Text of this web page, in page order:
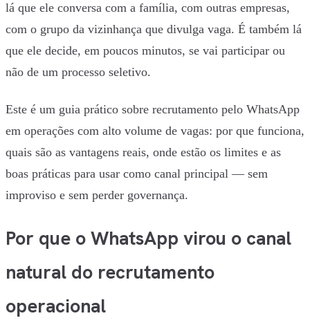
lá que ele conversa com a família, com outras empresas,
com o grupo da vizinhança que divulga vaga. É também lá
que ele decide, em poucos minutos, se vai participar ou
não de um processo seletivo.
Este é um guia prático sobre recrutamento pelo WhatsApp
em operações com alto volume de vagas: por que funciona,
quais são as vantagens reais, onde estão os limites e as
boas práticas para usar como canal principal — sem
improviso e sem perder governança.
Por que o WhatsApp virou o canal
natural do recrutamento
operacional